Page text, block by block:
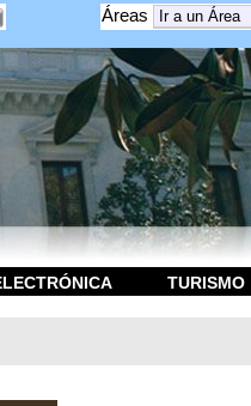
Áreas
TURISMO